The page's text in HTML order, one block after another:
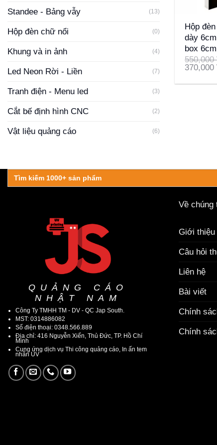
Standee - Bảng vẫy (13)
Hộp đèn chữ nổi (0)
Khung và in ảnh (4)
Led Neon Rời - Liền (7)
Tranh điện - Menu led (3)
Cắt bế định hình CNC (2)
Vật liệu quảng cáo (6)
Hộp
dày
box 6cm
550,000
370,000
Search
for:
QUẢNG CÁO
NHẬT NAM
Công Ty TMHH TM - DV - QC Jap South.
MST: 0314886082
Số điện thoại: 0348.566.889
Địa chỉ: 416 Nguyễn Xiển, Thủ Đức, TP. Hồ Chí
Minh
Cung ứng dịch vụ Thi công quảng cáo, In ấn tem
nhãn UV
Về chúng
Giới thiệu
Câu hỏi
Liên hệ
Bài viết
Chính
Chính